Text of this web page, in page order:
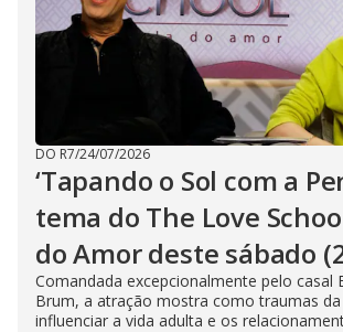
DO R7/24/07/2026
‘Tapando o Sol com a
tema do The Love
do Amor deste sábado
Comandada excepcionalmente pelo casal
Brum, a atração mostra como traumas
influenciar a vida adulta e os